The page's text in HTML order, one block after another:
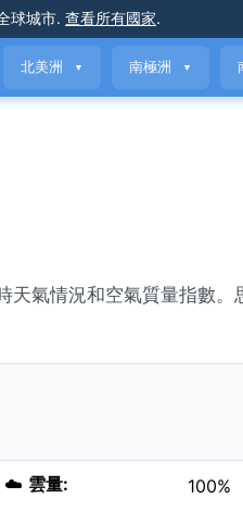
球城市. 查看所有國家.
北美洲 ▼ 南極洲 ▼
天氣情況和空氣質量指數
☁️ 雲量: 100%